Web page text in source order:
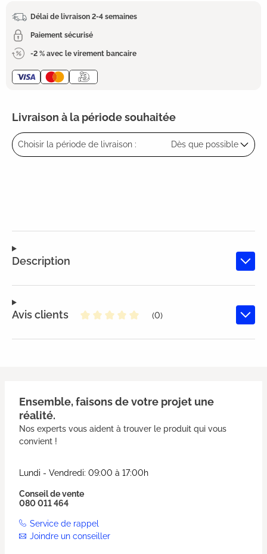
Délai de livraison 2-4 semaines
Paiement sécurisé
-2 % avec le virement bancaire
Livraison à la période souhaitée
Choisir la période de livraison : Dès que possible
Description
Avis clients
(0)
Ensemble, faisons de votre projet une
réalité.
Nos experts vous aident à trouver le produit qui vous
convient !
Lundi - Vendredi: 09:00 à 17:00h
Conseil de vente
080 011 464
Service de rappel
Joindre un conseiller